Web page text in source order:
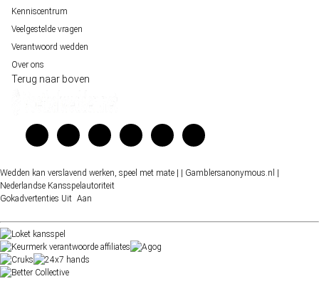
Kenniscentrum
Veelgestelde vragen
Verantwoord wedden
Over ons
Terug naar boven
Wedden kan verslavend werken, speel met mate | | Gamblersanonymous.nl
Nederlandse Kansspelautoriteit
Gokadvertenties Uit Aan